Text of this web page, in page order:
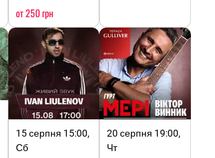
от 250 грн
15 серпня 15:00,
Сб
20 серпня 19:00,
Чт